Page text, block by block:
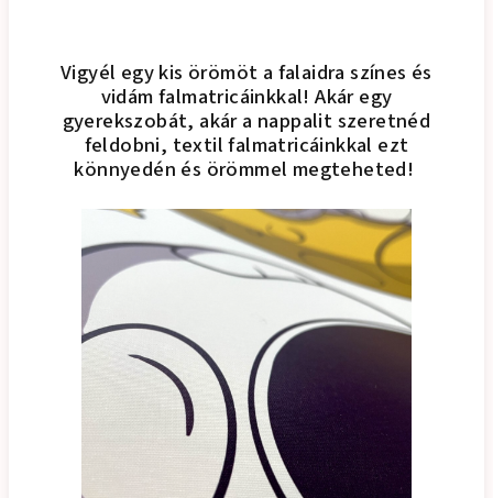
Vigyél egy kis örömöt a falaidra színes és
vidám falmatricáinkkal! Akár egy
gyerekszobát, akár a nappalit szeretnéd
feldobni, textil falmatricáinkkal ezt
könnyedén és örömmel megteheted!